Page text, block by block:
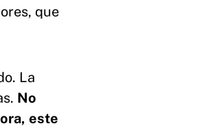
que
La
No
este